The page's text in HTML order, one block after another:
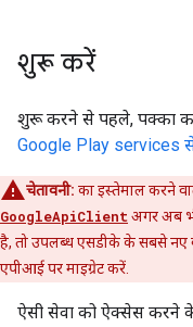
शुरू करें
शुरू करने से पहले, पक्का
Google Play services
चेतावनी: का इस्तेमाल करने
GoogleApiClient अगर अब
है, तो उपलब्ध एसडीके के सबसे नए
एपीआई पर माइग्रेट करें.
ऐसी सेवा को ऐक्सेस करने